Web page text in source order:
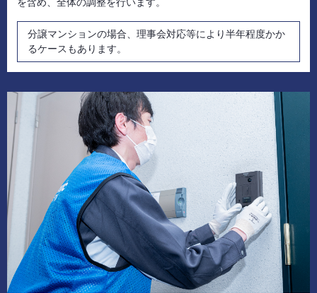
を含め、全体の調整を行います。
分譲マンションの場合、理事会対応等により半年程度かか
るケースもあります。